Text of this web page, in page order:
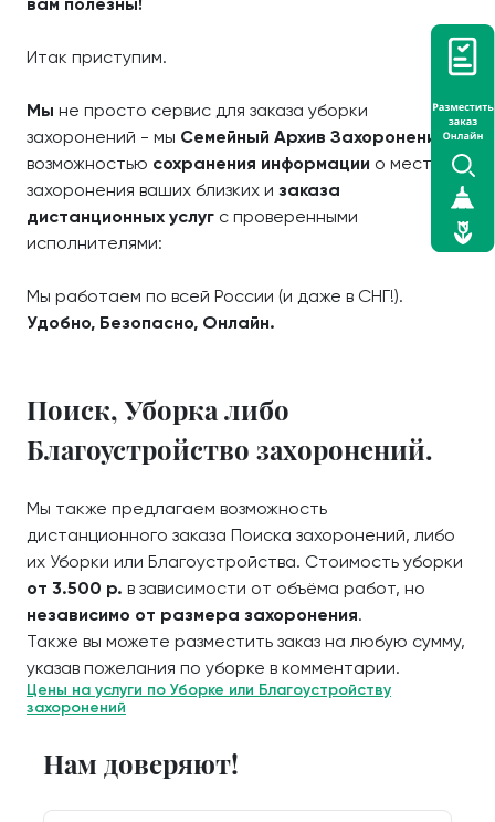
Итак приступим.
Мы не просто сервис для заказа уборки
захоронений - мы Семейный Архив Захороненийс
возможностью сохранения информации о местах
захоронения ваших близких и заказа
дистанционных услуг с проверенными
исполнителями:
Мы работаем по всей России (и даже в СНГ!).
Удобно, Безопасно, Онлайн.
Поиск, Уборка либо
Благоустройство захоронений.
Мы также предлагаем возможность
дистанционного заказа Поиска захоронений, либо
их Уборки или Благоустройства. Стоимость уборки
от 3.500 р. в зависимости от объёма работ, но
независимо от размера захоронения.
Также вы можете разместить заказ на любую сумму,
указав пожелания по уборке в комментарии.
Цены на услуги по Уборке или Благоустройству
захоронений
Нам доверяют!